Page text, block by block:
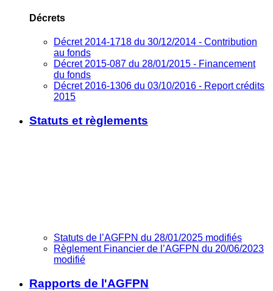
Décrets
Décret 2014-1718 du 30/12/2014 - Contribution
au fonds
Décret 2015-087 du 28/01/2015 - Financement
du fonds
Décret 2016-1306 du 03/10/2016 - Report crédits
2015
Statuts et règlements
Statuts de l’AGFPN du 28/01/2025 modifiés
Règlement Financier de l’AGFPN du 20/06/2023
modifié
Rapports de l'AGFPN